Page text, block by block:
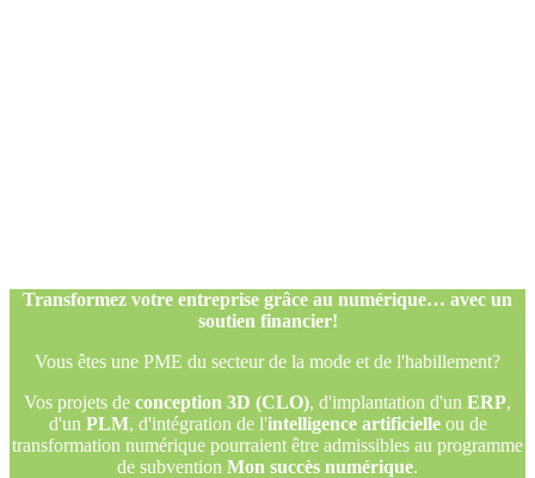
Transformez votre entreprise grâce au numérique… avec un
soutien financier!
Vous êtes une PME du secteur de la mode et de l'habillement?
Vos projets de conception 3D (CLO), d'implantation d'un ERP,
d'un PLM, d'intégration de l'intelligence artificielleou de
transformation numérique pourraient être admissibles au programme
de subvention Mon succès numérique.